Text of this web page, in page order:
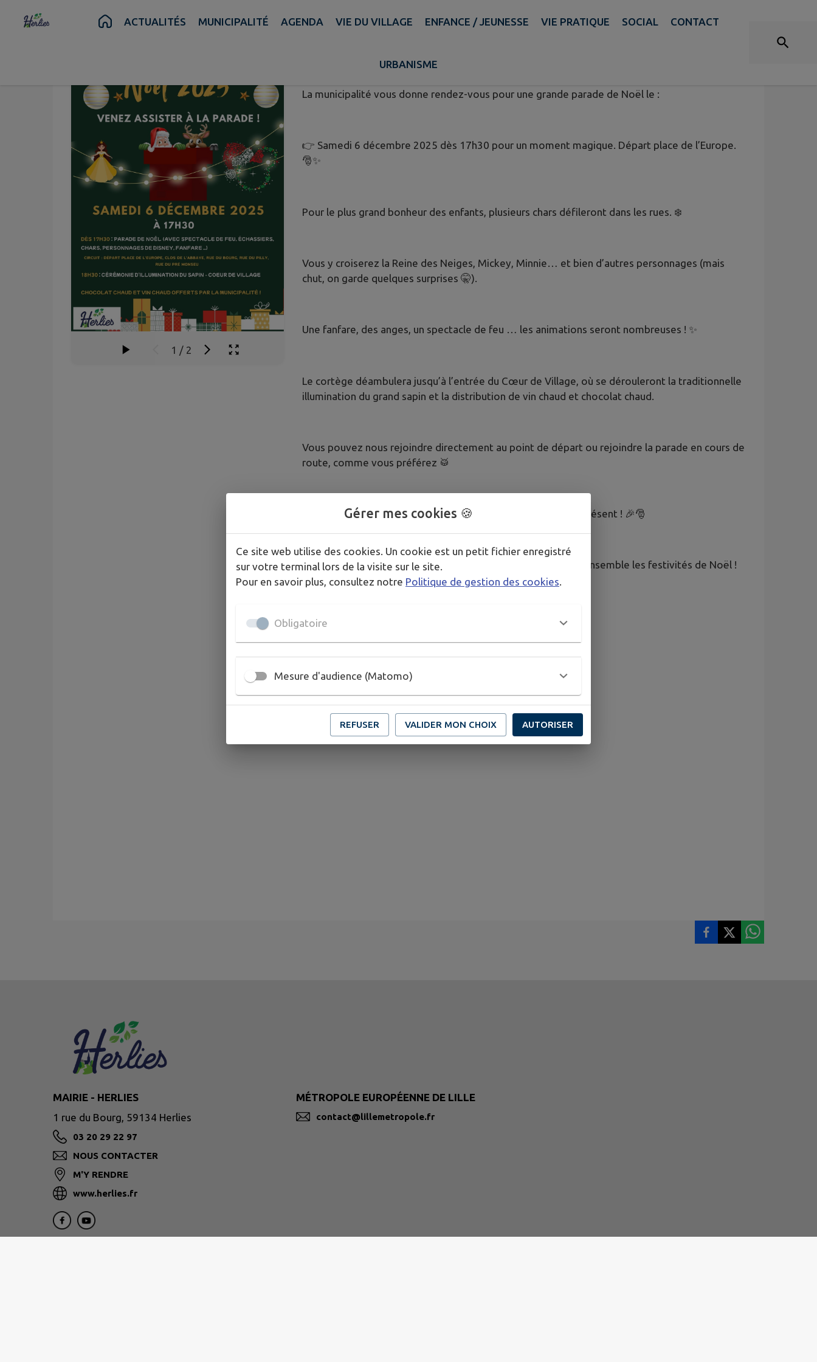
Contenu Menu Recherche Pied de page
ACTUALITÉS MUNICIPALITÉ AGENDA VIE DU VILLAGE ENFANCE / JEUNESSE VIE PRATIQUE SOCIAL CONTACT
URBANISME
1 / 2
Publié le dimanche 30 novembre 2025 - Herlies
La municipalité vous donne rendez-vous pour une grande parade de Noël le :
👉 Samedi 6 décembre 2025 dès 17h30 pour un moment magique. Départ place de l’Europe.
🎅✨
Pour le plus grand bonheur des enfants, plusieurs chars défileront dans les rues. ❄️
Vous y croiserez la Reine des Neiges, Mickey, Minnie… et bien d’autres personnages (mais
chut, on garde quelques surprises 🤫).
Une fanfare, des anges, un spectacle de feu … les animations seront nombreuses ! ✨
Le cortège déambulera jusqu’à l’entrée du Cœur de Village, où se dérouleront la traditionnelle
illumination du grand sapin et la distribution de vin chaud et chocolat chaud.
Vous pouvez nous rejoindre directement au point de départ ou rejoindre la parade en cours de
route, comme vous préférez 🥁
Et bonne nouvelle : le Père Noël nous a informés qu’il serait présent ! 🎉🎅
Nous vous attendons nombreuses et nombreux pour lancer ensemble les festivités de Noël !
🎄
Dès 17h30
Gratuit
MAIRIE - HERLIES
1 rue du Bourg, 59134 Herlies
03 20 29 22 97
NOUS CONTACTER
M'Y RENDRE
www.herlies.fr
MÉTROPOLE EUROPÉENNE DE LILLE
contact@lillemetropole.fr
Gérer mes cookies 🍪
Ce site web utilise des cookies. Un cookie est un petit fichier enregistré
sur votre terminal lors de la visite sur le site.
Pour en savoir plus, consultez notre Politique de gestion des cookies
Obligatoire
Mesure d'audience (Matomo)
REFUSER VALIDER MON CHOIX AUTORISER